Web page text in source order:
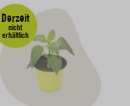
Derzeit
nicht
erhältlich